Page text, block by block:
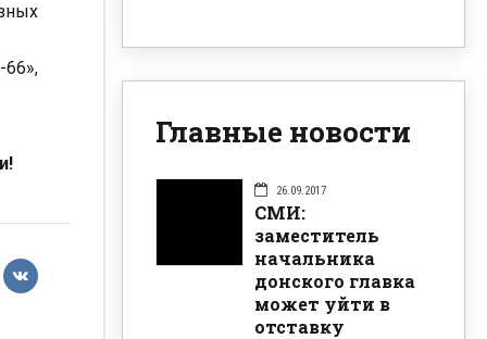
66»,
Главные новости
26.09.2017
СМИ:
заместитель
начальника
донского главка
может уйти в
отставку